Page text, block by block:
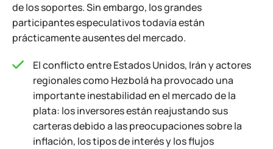
de los soportes. Sin embargo, los grandes
participantes especulativos todavía están
prácticamente ausentes del mercado.
El conflicto entre Estados Unidos, Irán y actores
regionales como Hezbolá ha provocado una
importante inestabilidad en el mercado de la
plata: los inversores están reajustando sus
carteras debido a las preocupaciones sobre la
inflación, los tipos de interés y los flujos